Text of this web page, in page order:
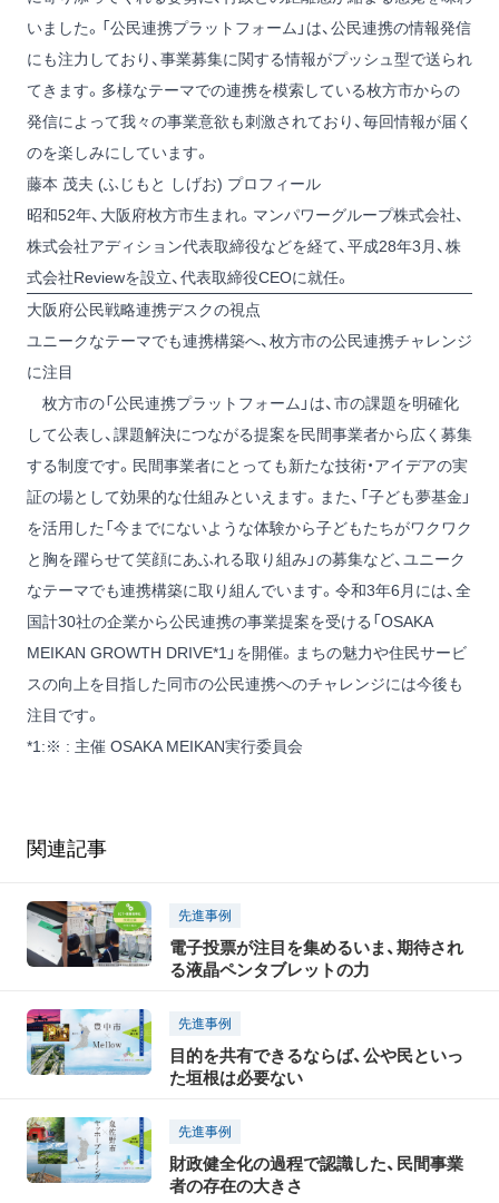
いました。「公民連携プラットフォーム」は、公民連携の情報発信
にも注力しており、事業募集に関する情報がプッシュ型で送られ
てきます。多様なテーマでの連携を模索している枚方市からの
発信によって我々の事業意欲も刺激されており、毎回情報が届く
のを楽しみにしています。
藤本 茂夫 (ふじもと しげお) プロフィール
昭和52年、大阪府枚方市生まれ。マンパワーグループ株式会社、
株式会社アディション代表取締役などを経て、平成28年3月、株
式会社Reviewを設立、代表取締役CEOに就任。
大阪府公民戦略連携デスクの視点
ユニークなテーマでも連携構築へ、枚方市の公民連携チャレンジ
に注目
枚方市の「公民連携プラットフォーム」は、市の課題を明確化
して公表し、課題解決につながる提案を民間事業者から広く募集
する制度です。民間事業者にとっても新たな技術・アイデアの実
証の場として効果的な仕組みといえます。また、「子ども夢基金」
を活用した「今までにないような体験から子どもたちがワクワク
と胸を躍らせて笑顔にあふれる取り組み」の募集など、ユニーク
なテーマでも連携構築に取り組んでいます。令和3年6月には、全
国計30社の企業から公民連携の事業提案を受ける「OSAKA
MEIKAN GROWTH DRIVE*1 」を開催。まちの魅力や住民サービ
スの向上を目指した同市の公民連携へのチャレンジには今後も
注目です。
*1 :※ : 主催 OSAKA MEIKAN実行委員会
関連記事
先進事例
電子投票が注目を集めるいま、期待され
る液晶ペンタブレットの力
先進事例
目的を共有できるならば、公や民といっ
た垣根は必要ない
先進事例
財政健全化の過程で認識した、民間事業
者の存在の大きさ